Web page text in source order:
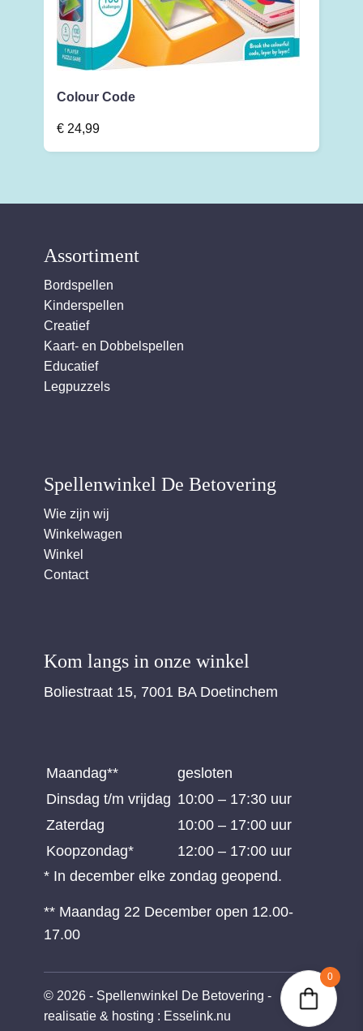
0
Colour Code
€ 24,99
Assortiment
Bordspellen
Kinderspellen
Creatief
Kaart- en Dobbelspellen
Educatief
Legpuzzels
Spellenwinkel De Betover​ing
Wie zijn wij
Winkelwagen
Winkel
Contact
Kom langs in onze winkel
Boliestraat 15, 7001 BA Doetinchem
Maandag**
gesloten
Dinsdag t/m vrijdag 10:00 – 17:30 uur
Zaterdag
10:00 – 17:00 uur
Koopzondag*
12:00 – 17:00 uur
* In december elke zondag geopend.
** Maandag 22 December open 12.00-
17.00
© 2026 - Spellenwinkel De Betovering -
realisatie & hosting : Esselink.nu